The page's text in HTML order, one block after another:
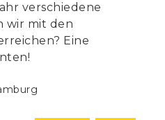
verschiedene
wir mit den
Eine